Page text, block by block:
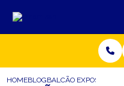
HOMEBLOGBALCÃO EXPOSITOR